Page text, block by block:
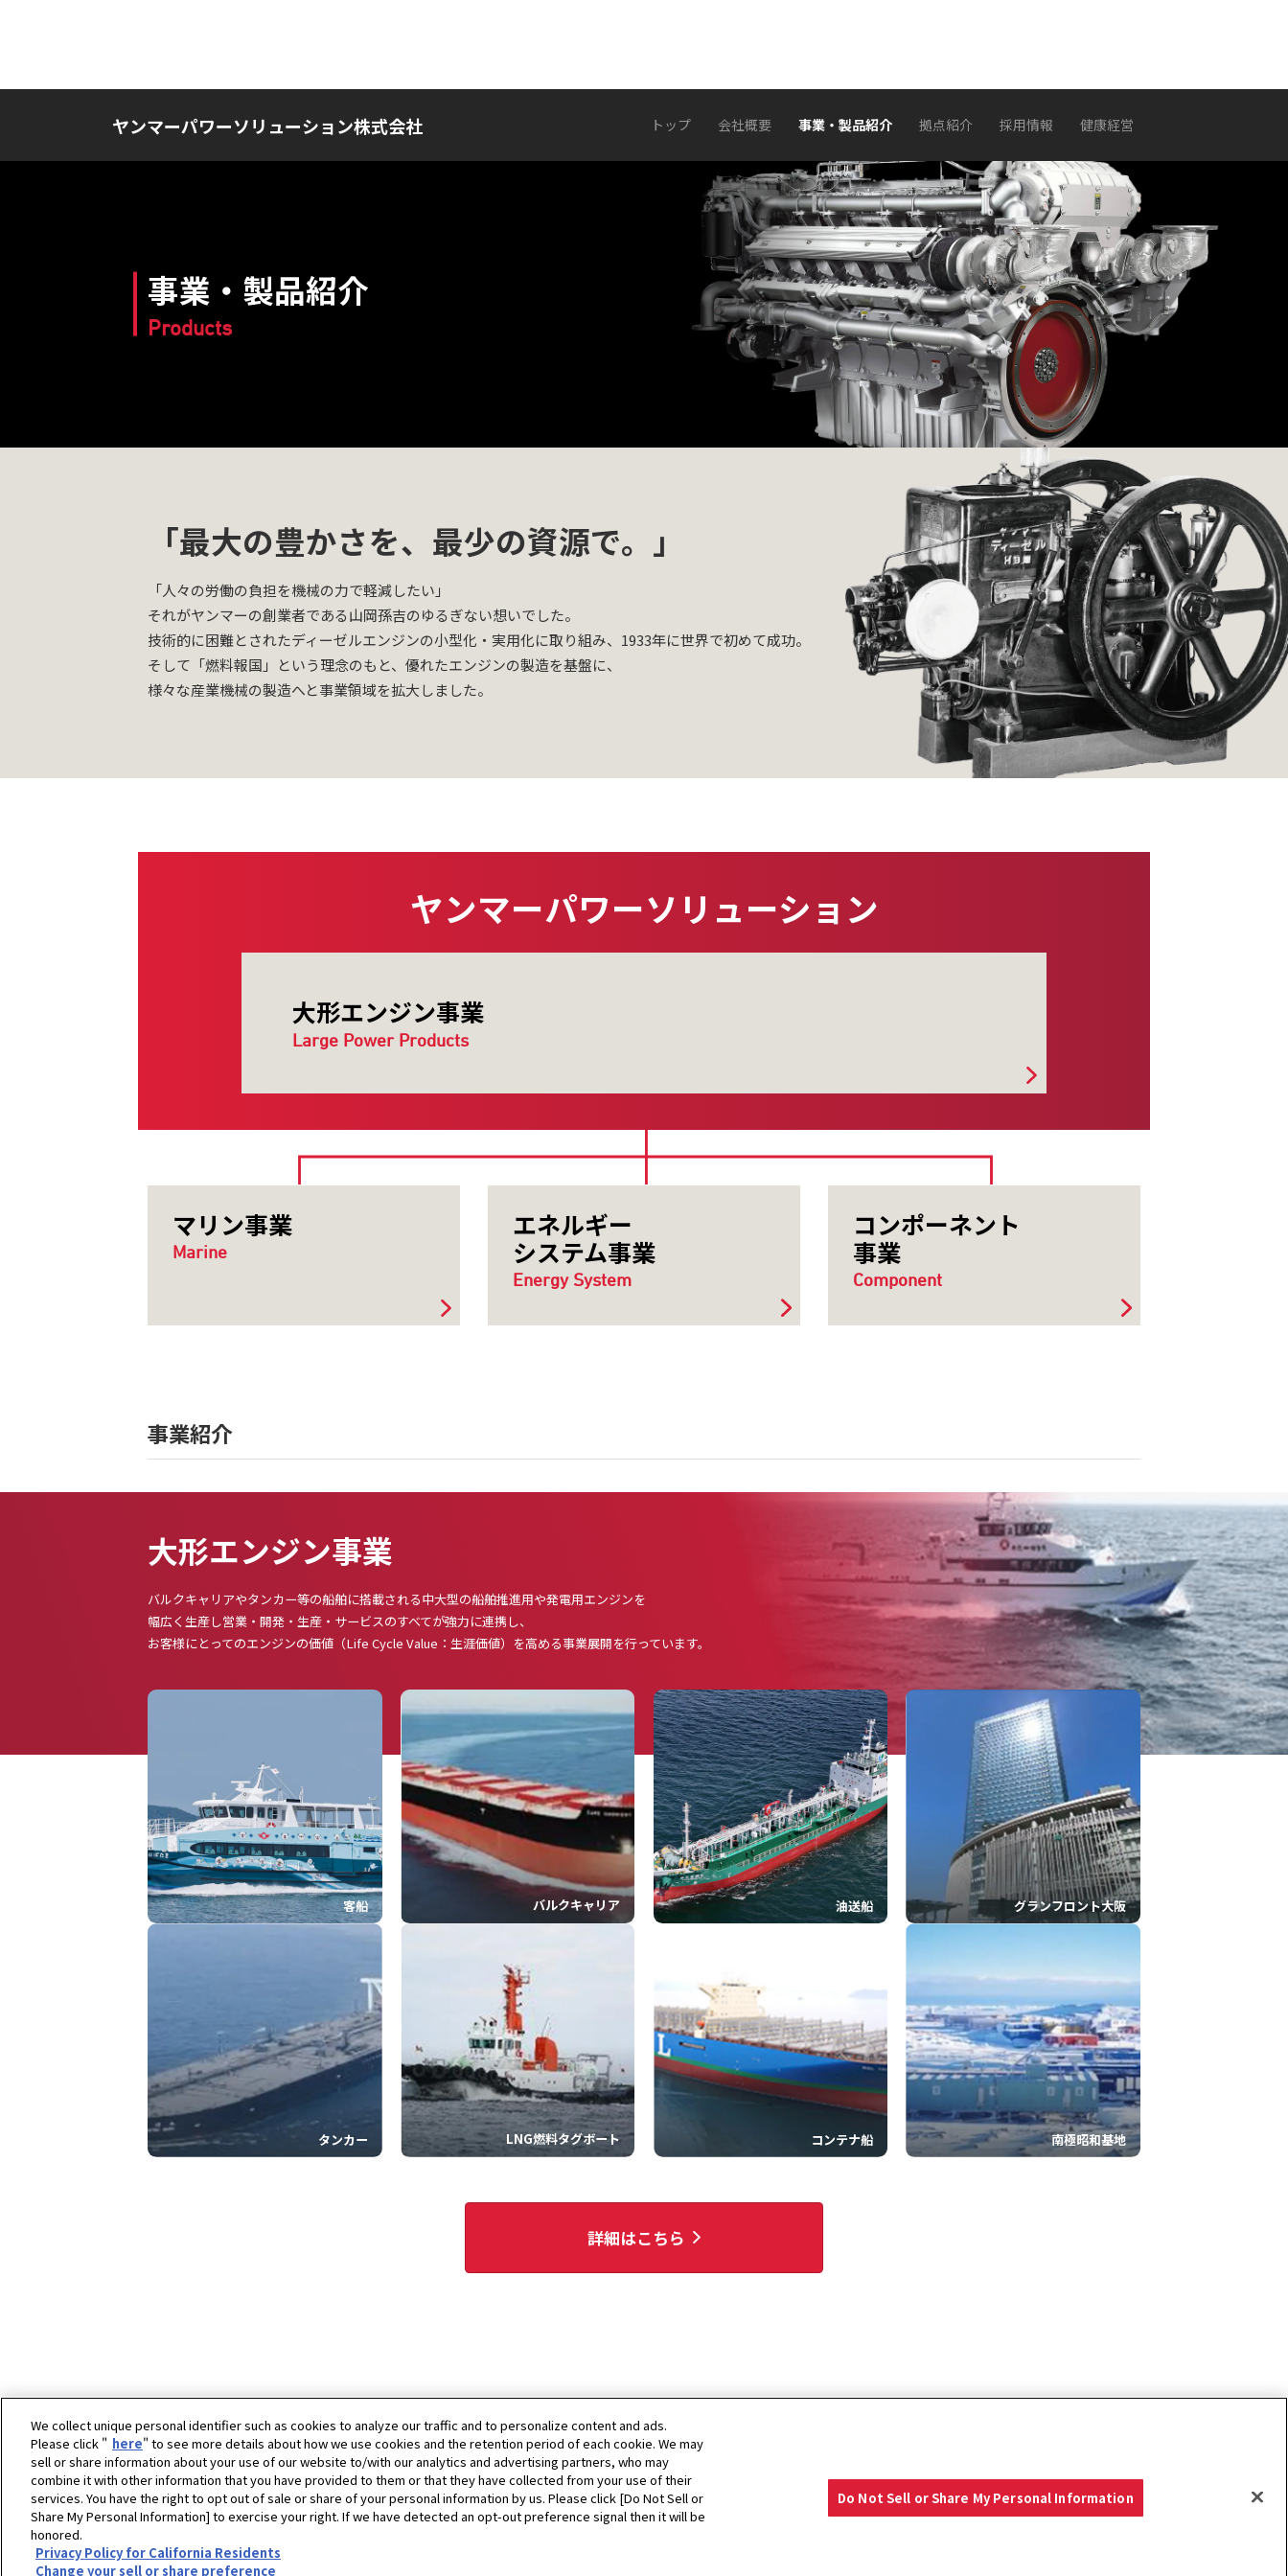
ヤンマーパワーソリューション株式会社 トップ 会社概要 事業・製品紹介 拠点紹介 採用情報 健康経営
事業・製品紹介
Products
「最大の豊かさを、最少の資源で。」
「人々の労働の負担を機械の力で軽減したい」
それがヤンマーの創業者である山岡孫吉のゆるぎない想いでした。
技術的に困難とされたディーゼルエンジンの小型化・実用化に取り組み、1933年に世界で初めて成功。
そして「燃料報国」という理念のもと、優れたエンジンの製造を基盤に、
様々な産業機械の製造へと事業領域を拡大しました。
ヤンマーパワーソリューション
大形エンジン事業
Large Power Products
マリン事業
Marine
エネルギー
システム事業
Energy System
コンポーネント
事業
Component
事業紹介
大形エンジン事業
バルクキャリアやタンカー等の船舶に搭載される中大型の船舶推進用や発電用エンジンを
幅広く生産し営業・開発・生産・サービスのすべてが強力に連携し、
お客様にとってのエンジンの価値（Life Cycle Value：生涯価値）を高める事業展開を行っています。
客船 バルクキャリア 油送船 グランフロント大阪
タンカー LNG燃料タグボート コンテナ船 南極昭和基地
詳細はこちら
ホーム ヤンマーパワーソリューション株式会社 事業・製品紹介
We collect unique personal identifier such as cookies to analyze our traffic and to personalize content and ads.
Please click " here" to see more details about how we use cookies and the retention period of each cookie. We may
sell or share information about your use of our website to/with our analytics and advertising partners, who may
combine it with other information that you have provided to them or that they have collected from your use of their
services. You have the right to opt out of sale or share of your personal information by us. Please click [Do Not Sell or
Share My Personal Information] to exercise your right. If we have detected an opt-out preference signal then it will be
honored.
Privacy Policy for California Residents
Change your sell or share preference
Do Not Sell or Share My Personal Information